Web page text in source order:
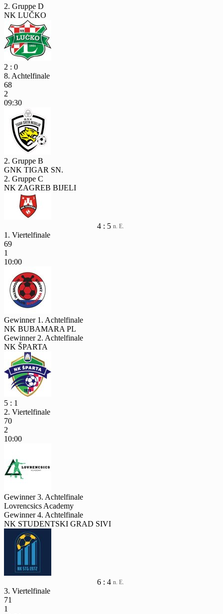
2. Gruppe D
NK LUČKO
2 : 0
8. Achtelfinale
68
2
09:30
2. Gruppe B
GNK TIGAR SN.
2. Gruppe C
NK ZAGREB BIJELI
4 : 5 n. E.
1. Viertelfinale
69
1
10:00
Gewinner 1. Achtelfinale
NK BUBAMARA PL
Gewinner 2. Achtelfinale
NK ŠPARTA
5 : 1
2. Viertelfinale
70
2
10:00
Gewinner 3. Achtelfinale
Lovrencsics Academy
Gewinner 4. Achtelfinale
NK STUDENTSKI GRAD SIVI
6 : 4 n. E.
3. Viertelfinale
71
1